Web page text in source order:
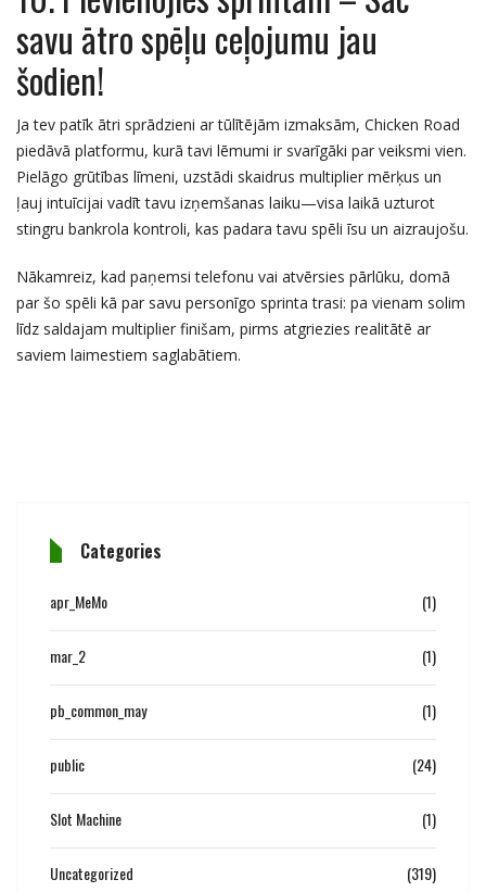
savu ātro spēļu ceļojumu jau
šodien!
Ja tev patīk ātri sprādzieni ar tūlītējām izmaksām, Chicken Road
piedāvā platformu, kurā tavi lēmumi ir svarīgāki par veiksmi vien.
Pielāgo grūtības līmeni, uzstādi skaidrus multiplier mērķus un
ļauj intuīcijai vadīt tavu izņemšanas laiku—visa laikā uzturot
stingru bankrola kontroli, kas padara tavu spēli īsu un aizraujošu.
Nākamreiz, kad paņemsi telefonu vai atvērsies pārlūku, domā
par šo spēli kā par savu personīgo sprinta trasi: pa vienam solim
līdz saldajam multiplier finišam, pirms atgriezies realitātē ar
saviem laimestiem saglabātiem.
Categories
apr_MeMo (1)
mar_2 (1)
pb_common_may (1)
public (24)
Slot Machine (1)
Uncategorized (319)